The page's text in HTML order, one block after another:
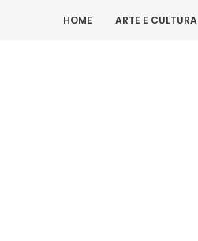
HOME ARTE E CULTURA